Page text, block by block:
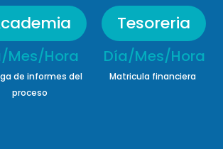
Tesoreria
Mes/Hora Día/Mes/Hora
de informes del
proceso
Matricula financiera